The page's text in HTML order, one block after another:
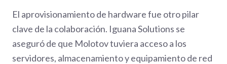
El aprovisionamiento de hardware fue otro pilar
clave de la colaboración. Iguana Solutions se
aseguró de que Molotov tuviera acceso a los
servidores, almacenamiento y equipamiento de red